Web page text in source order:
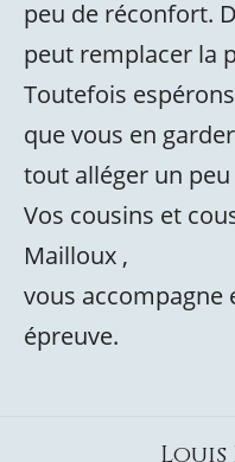
peu de réconfort.
peut remplacer la
Toutefois
que vous en
tout alléger un
Vos cousins et
Mailloux ,
vous accompagne
épreuve.
Louis